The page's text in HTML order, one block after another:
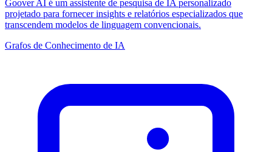
Goover AI é um assistente de pesquisa de IA personalizado
projetado para fornecer insights e relatórios especializados que
transcendem modelos de linguagem convencionais.
Grafos de Conhecimento de IA